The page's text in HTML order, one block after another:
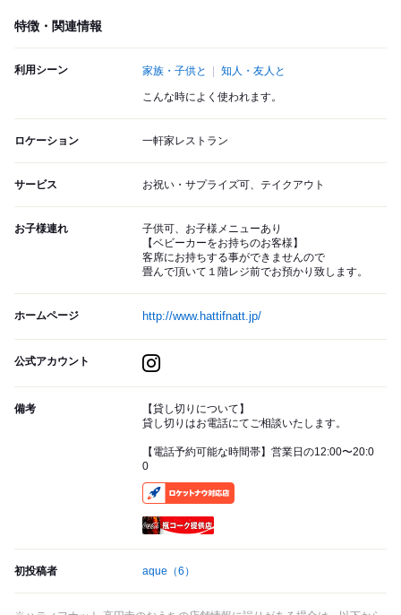
特徴・関連情報
利用シーン 家族・子供と 知人・友人と
こんな時によく使われます。
ロケーション 一軒家レストラン
サービス お祝い・サプライズ可、テイクアウト
お子様連れ
子供可、お子様メニューあり
【ベビーカーをお持ちのお客様】
客席にお持ちする事ができませんので
畳んで頂いて１階レジ前でお預かり致します。
ホームページ http://www.hattifnatt.jp/
公式アカウント
備考
【貸し切りについて】
貸し切りはお電話にてご相談いたします。
【電話予約可能な時間帯】営業日の12:00〜20:0
0
初投稿者 aque （6）